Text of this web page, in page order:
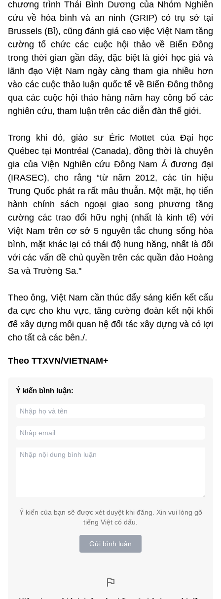
chương trình Thái Bình Dương của Nhóm Nghiên
cứu về hòa bình và an ninh (GRIP) có trụ sở tại
Brussels (Bỉ), cũng đánh giá cao việc Việt Nam tăng
cường tổ chức các cuộc hội thảo về Biển Đông
trong thời gian gần đây, đặc biệt là giới học giả và
lãnh đạo Việt Nam ngày càng tham gia nhiều hơn
vào các cuộc thảo luận quốc tế về Biển Đông thông
qua các cuộc hội thảo hàng năm hay công bố các
nghiên cứu, tham luận trên các diễn đàn thế giới.
Trong khi đó, giáo sư Éric Mottet của Đại học
Québec tại Montréal (Canada), đồng thời là chuyên
gia của Viện Nghiên cứu Đông Nam Á đương đại
(IRASEC), cho rằng “từ năm 2012, các tín hiệu
Trung Quốc phát ra rất mâu thuẫn. Một mặt, họ tiến
hành chính sách ngoại giao song phương tăng
cường các trao đổi hữu nghị (nhất là kinh tế) với
Việt Nam trên cơ sở 5 nguyên tắc chung sống hòa
bình, mặt khác lại có thái độ hung hăng, nhất là đối
với các vấn đề chủ quyền trên các quần đảo Hoàng
Sa và Trường Sa."
Theo ông, Việt Nam cần thúc đẩy sáng kiến kết cấu
đa cực cho khu vực, tăng cường đoàn kết nội khối
để xây dựng mối quan hệ đối tác xây dựng và có lợi
cho tất cả các bên./.
Theo TTXVN/VIETNAM+
Ý kiến bình luận:
Ý kiến của bạn sẽ được xét duyệt khi đăng. Xin vui lòng gõ
tiếng Việt có dấu.
Gửi bình luận